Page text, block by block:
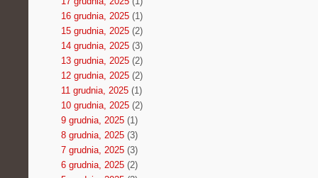
16 grudnia, 2025(1)
15 grudnia, 2025(2)
14 grudnia, 2025(3)
13 grudnia, 2025(2)
12 grudnia, 2025(2)
11 grudnia, 2025(1)
10 grudnia, 2025(2)
9 grudnia, 2025(1)
8 grudnia, 2025(3)
7 grudnia, 2025(3)
6 grudnia, 2025(2)